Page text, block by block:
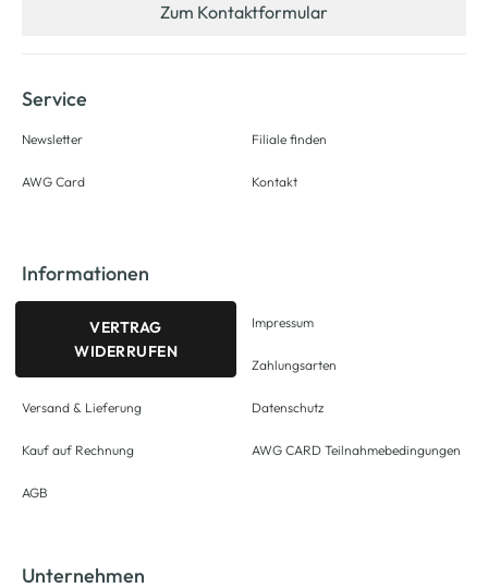
Zum Kontaktformular
Service
Newsletter
AWG Card
Filiale finden
Kontakt
Informationen
VERTRAG
WIDERRUFEN
Versand & Lieferung
Kauf auf Rechnung
AGB
Impressum
Zahlungsarten
Datenschutz
AWG CARD Teilnahmebedingungen
Unternehmen